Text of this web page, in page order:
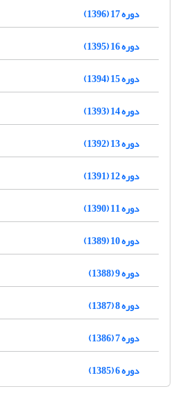
دوره 17 (1396)
دوره 16 (1395)
دوره 15 (1394)
دوره 14 (1393)
دوره 13 (1392)
دوره 12 (1391)
دوره 11 (1390)
دوره 10 (1389)
دوره 9 (1388)
دوره 8 (1387)
دوره 7 (1386)
دوره 6 (1385)